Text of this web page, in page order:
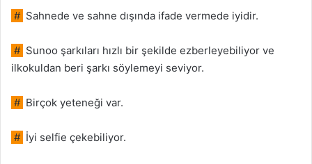
# Sahnede ve sahne dışında ifade vermede iyidir.
# Sunoo şarkıları hızlı bir şekilde ezberleyebiliyor ve
ilkokuldan beri şarkı söylemeyi seviyor.
# Birçok yeteneği var.
# İyi selfie çekebiliyor.